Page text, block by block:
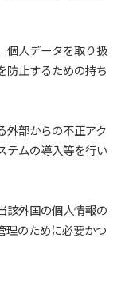
個人データを取り扱
防止するための持ち
外部からの不正アク
テムの導入等を行い
該外国の個人情報の
理のために必要かつ